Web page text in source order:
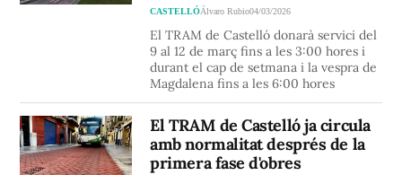
CASTELLÓÁlvaro Rubio04/03/2026
El TRAM de Castelló donarà servici del
9 al 12 de març fins a les 3:00 hores i
durant el cap de setmana i la vespra de
Magdalena fins a les 6:00 hores
El TRAM de Castelló ja circula
amb normalitat després de la
primera fase d'obres